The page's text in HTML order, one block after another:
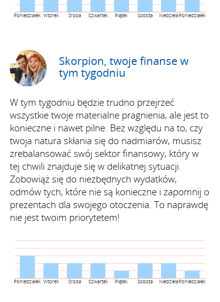
Poniedziałek Wtorek Środa Czwartek Piątek Sobota NiedzielaPoniedziałek
Skorpion, twoje finanse w
tym tygodniu
Poniedziałek Wtorek Środa Czwartek Piątek Sobota NiedzielaPoniedziałek
W tym tygodniu będzie trudno przejrzeć
wszystkie twoje materialne pragnienia, ale jest to
konieczne i nawet pilne. Bez względu na to, czy
twoja natura skłania się do nadmiarów, musisz
zrebalansować swój sektor finansowy, który w
tej chwili znajduje się w delikatnej sytuacji.
Zobowiąż się do niezbędnych wydatków,
odmów tych, które nie są konieczne i zapomnij o
prezentach dla swojego otoczenia. To naprawdę
nie jest twoim priorytetem!